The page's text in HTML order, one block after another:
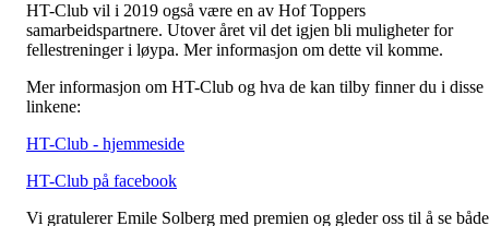
HT-Club vil i 2019 også være en av Hof Toppers
samarbeidspartnere. Utover året vil det igjen bli muligheter for
fellestreninger i løypa. Mer informasjon om dette vil komme.
Mer informasjon om HT-Club og hva de kan tilby finner du i disse
linkene:
HT-Club - hjemmeside
HT-Club på facebook
Vi gratulerer Emile Solberg med premien og gleder oss til å se både